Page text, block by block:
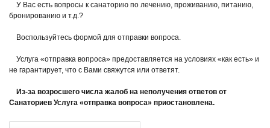
У Вас есть вопросы к санаторию по лечению, проживанию, питанию,
бронированию и т.д.?
Воспользуйтесь формой для отправки вопроса.
Услуга «отправка вопроса» предоставляется на условиях «как есть» и
не гарантирует, что с Вами свяжутся или ответят.
Из-за возросшего числа жалоб на неполучения ответов от
Санаториев Услуга «отправка вопроса» приостановлена.